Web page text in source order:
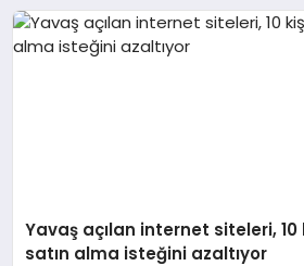
Yavaş açılan internet siteleri,
satın alma isteğini azaltıyor